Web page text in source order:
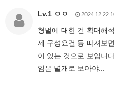
Lv.1 ㅇㅇ 2024.12.22
형벌에 대한 건 확대해
제 구성요건 등 따져보
이 있는 것으로 보입니
임은 별개로 보아야...